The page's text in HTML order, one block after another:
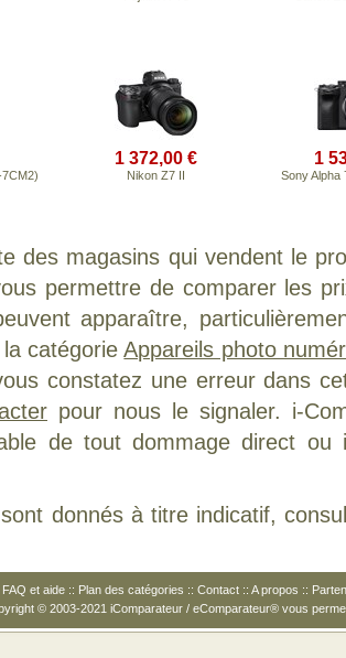
1 372,00 €
Nikon Z7 II
1
Sony Alpha
des magasins qui vendent le
permettre de comparer les
apparaître,
la catégorieAppareils photo
constatez une erreur dans
pour nous le signaler. i-
de tout dommage direct
donnés à titre indicatif,
FAQ et aide :: Plan des catégories :: Contact :: A propos ::
© 2003-2021 iComparateur / eComparateur® vous